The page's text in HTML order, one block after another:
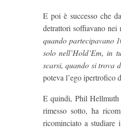
E poi è successo che
detrattori soffiavano
quando partecipavano
solo nell’Hold’Em, in
scarsi, quando si trova
poteva l’ego ipertrofico
E quindi, Phil Hellmuth
rimesso sotto, ha
ricominciato a studiare